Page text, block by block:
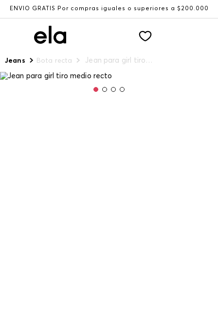
ENVÍO GRATIS Por compras iguales o superiores a $200.000
Jeans Bota recta Jean para girl tiro medio recto